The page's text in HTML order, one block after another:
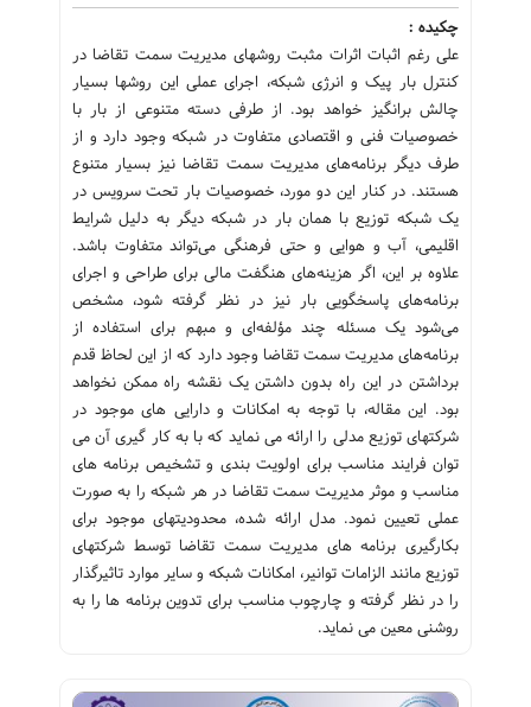
چکیده :
علی رغم اثبات اثرات مثبت روشهای مدیریت سمت تقاضا در
کنترل بار پیک و انرژی شبکه، اجرای عملی این روشها بسیار
چالش برانگیز خواهد بود. از طرفی دسته متنوعی از بار با
خصوصیات فنی و اقتصادی متفاوت در شبکه وجود دارد و از
طرف دیگر برنامه‌های مدیریت سمت تقاضا نیز بسیار متنوع
هستند. در کنار این دو مورد، خصوصیات بار تحت سرویس در
یک شبکه توزیع با همان بار در شبکه دیگر به دلیل شرایط
اقلیمی، آب و هوایی و حتی فرهنگی می‌تواند متفاوت باشد.
علاوه بر این، اگر هزینه‌های هنگفت مالی برای طراحی و اجرای
برنامه‌های پاسخگویی بار نیز در نظر گرفته شود، مشخص
می‌شود یک مسئله چند مؤلفه‌ای و مبهم برای استفاده از
برنامه‌های مدیریت سمت تقاضا وجود دارد که از این لحاظ قدم
برداشتن در این راه بدون داشتن یک نقشه راه ممکن نخواهد
بود. این مقاله، با توجه به امکانات و دارایی های موجود در
شرکتهای توزیع مدلی را ارائه می نماید که با به کار گیری آن می
توان فرایند مناسب برای اولویت بندی و تشخیص برنامه های
مناسب و موثر مدیریت سمت تقاضا در هر شبکه را به صورت
عملی تعیین نمود. مدل ارائه شده، محدودیتهای موجود برای
بکارگیری برنامه های مدیریت سمت تقاضا توسط شرکتهای
توزیع مانند الزامات توانیر، امکانات شبکه و سایر موارد تاثیرگذار
را در نظر گرفته و چارچوب مناسب برای تدوین برنامه ها را به
روشنی معین می نماید.